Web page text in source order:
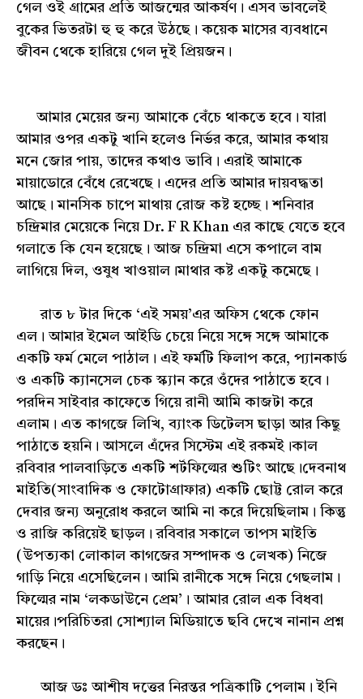
গেল ওই গ্রামের প্রতি আজন্মের আকর্ষণ। এসব ভাবলেই
বুকের ভিতরটা হু হু করে উঠছে। কয়েক মাসের ব্যবধানে
জীবন থেকে হারিয়ে গেল দুই প্রিয়জন।
আমার মেয়ের জন্য আমাকে বেঁচে থাকতে হবে। যারা
আমার ওপর একটু খানি হলেও নির্ভর করে, আমার কথায়
মনে জোর পায়, তাদের কথাও ভাবি। এরাই আমাকে
মায়াডোরে বেঁধে রেখেছে। এদের প্রতি আমার দায়বদ্ধতা
আছে। মানসিক চাপে মাথায় রোজ কষ্ট হচ্ছে। শনিবার
চন্দ্রিমার মেয়েকে নিয়ে Dr. F R Khan এর কাছে যেতে হবে
গলাতে কি যেন হয়েছে। আজ চন্দ্রিমা এসে কপালে বাম
লাগিয়ে দিল, ওষুধ খাওয়াল।মাথার কষ্ট একটু কমেছে।
রাত ৮ টার দিকে ‘এই সময়’এর অফিস থেকে ফোন
এল। আমার ইমেল আইডি চেয়ে নিয়ে সঙ্গে সঙ্গে আমাকে
একটি ফর্ম মেলে পাঠাল। এই ফর্মটি ফিলাপ করে, প্যানকার্ড
ও একটি ক্যানসেল চেক স্ক্যান করে ওঁদের পাঠাতে হবে।
পরদিন সাইবার কাফেতে গিয়ে রানী আমি কাজটা করে
এলাম। এত কাগজে লিখি, ব্যাংক ডিটেলস ছাড়া আর কিছু
পাঠাতে হয়নি। আসলে এঁদের সিস্টেম এই রকমই।কাল
রবিবার পালবাড়িতে একটি শর্টফিল্মের শুটিং আছে।দেবনাথ
মাইতি(সাংবাদিক ও ফোটোগ্রাফার) একটি ছোট্ট রোল করে
দেবার জন্য অনুরোধ করলে আমি না করে দিয়েছিলাম। কিন্তু
ও রাজি করিয়েই ছাড়ল। রবিবার সকালে তাপস মাইতি
(উপত্যকা লোকাল কাগজের সম্পাদক ও লেখক) নিজে
গাড়ি নিয়ে এসেছিলেন। আমি রানীকে সঙ্গে নিয়ে গেছলাম।
ফিল্মের নাম ‘লকডাউনে প্রেম’। আমার রোল এক বিধবা
মায়ের।পরিচিতরা সোশ্যাল মিডিয়াতে ছবি দেখে নানান প্রশ্ন
করছেন।
আজ ডঃ আশীষ দত্তের নিরন্তর পত্রিকাটি পেলাম। ইনি